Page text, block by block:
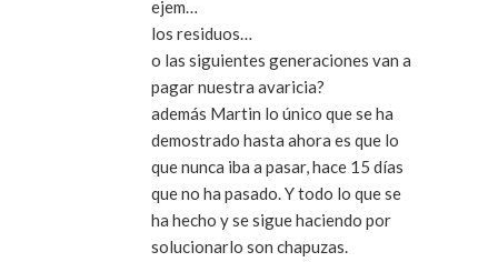
ejem…
los residuos…
o las siguientes generaciones van a
pagar nuestra avaricia?
además Martin lo único que se ha
demostrado hasta ahora es que lo
que nunca iba a pasar, hace 15 días
que no ha pasado. Y todo lo que se
ha hecho y se sigue haciendo por
solucionarlo son chapuzas.